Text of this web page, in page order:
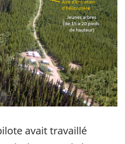
avait travaillé